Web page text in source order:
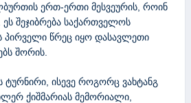
ერთ-ერთი მესვეურის, როინ
შეჯიბრება საქართველოს
პირველი წრეც იყო დასავლეთი
შორის.
ტურნირი, ისევე როგორც ვახტანგ
ქიშმარიას მემორიალი,